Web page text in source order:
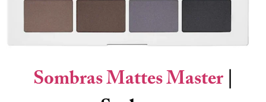
Sombras Mattes Master|